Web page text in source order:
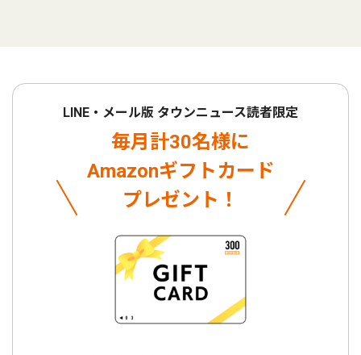
LINE・メール版 タウンニュース読者限定
毎月計30名様に
Amazonギフトカード
プレゼント！